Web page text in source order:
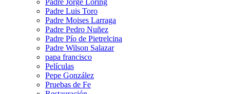
Padre Jorge Loring
Padre Luis Toro
Padre Moises Larraga
Padre Pedro Nuñez
Padre Pío de Pietrelcina
Padre Wilson Salazar
papa francisco
Películas
Pepe González
Pruebas de Fe